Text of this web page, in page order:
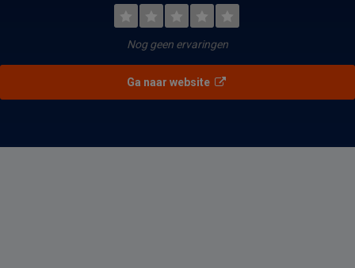
Nog geen ervaringen
Ga naar website